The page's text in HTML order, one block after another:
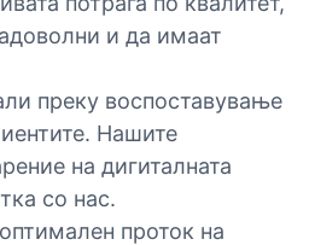
и да имаат
преку воспоставување
Нашите
на дигиталната
со нас.
проток на